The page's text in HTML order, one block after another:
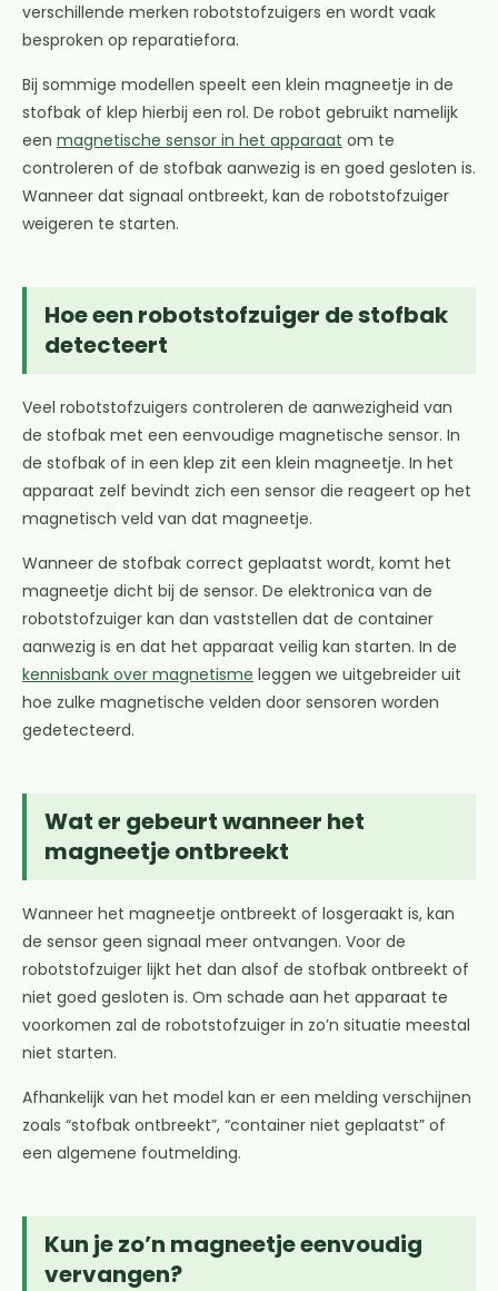
verschillende merken robotstofzuigers en wordt vaak
besproken op reparatiefora.
Bij sommige modellen speelt een klein magneetje in de
stofbak of klep hierbij een rol. De robot gebruikt namelijk
een magnetische sensor in het apparaat om te
controleren of de stofbak aanwezig is en goed gesloten is.
Wanneer dat signaal ontbreekt, kan de robotstofzuiger
weigeren te starten.
Hoe een robotstofzuiger de stofbak
detecteert
Veel robotstofzuigers controleren de aanwezigheid van
de stofbak met een eenvoudige magnetische sensor. In
de stofbak of in een klep zit een klein magneetje. In het
apparaat zelf bevindt zich een sensor die reageert op het
magnetisch veld van dat magneetje.
Wanneer de stofbak correct geplaatst wordt, komt het
magneetje dicht bij de sensor. De elektronica van de
robotstofzuiger kan dan vaststellen dat de container
aanwezig is en dat het apparaat veilig kan starten. In de
kennisbank over magnetisme leggen we uitgebreider uit
hoe zulke magnetische velden door sensoren worden
gedetecteerd.
Wat er gebeurt wanneer het
magneetje ontbreekt
Wanneer het magneetje ontbreekt of losgeraakt is, kan
de sensor geen signaal meer ontvangen. Voor de
robotstofzuiger lijkt het dan alsof de stofbak ontbreekt of
niet goed gesloten is. Om schade aan het apparaat te
voorkomen zal de robotstofzuiger in zo’n situatie meestal
niet starten.
Afhankelijk van het model kan er een melding verschijnen
zoals “stofbak ontbreekt”, “container niet geplaatst” of
een algemene foutmelding.
Kun je zo’n magneetje eenvoudig
vervangen?